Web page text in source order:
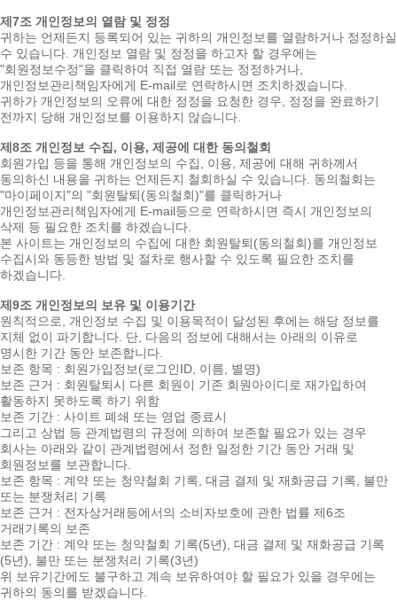
제7조 개인정보의 열람 및 정정
귀하는 언제든지 등록되어 있는 귀하의 개인정보를 열람하거나 정정하실
수 있습니다. 개인정보 열람 및 정정을 하고자 할 경우에는
"회원정보수정"을 클릭하여 직접 열람 또는 정정하거나,
개인정보관리책임자에게 E-mail로 연락하시면 조치하겠습니다.
귀하가 개인정보의 오류에 대한 정정을 요청한 경우, 정정을 완료하기
전까지 당해 개인정보를 이용하지 않습니다.
제8조 개인정보 수집, 이용, 제공에 대한 동의철회
회원가입 등을 통해 개인정보의 수집, 이용, 제공에 대해 귀하께서
동의하신 내용을 귀하는 언제든지 철회하실 수 있습니다. 동의철회는
"마이페이지"의 "회원탈퇴(동의철회)"를 클릭하거나
개인정보관리책임자에게 E-mail등으로 연락하시면 즉시 개인정보의
삭제 등 필요한 조치를 하겠습니다.
본 사이트는 개인정보의 수집에 대한 회원탈퇴(동의철회)를 개인정보
수집시와 동등한 방법 및 절차로 행사할 수 있도록 필요한 조치를
하겠습니다.
제9조 개인정보의 보유 및 이용기간
원칙적으로, 개인정보 수집 및 이용목적이 달성된 후에는 해당 정보를
지체 없이 파기합니다. 단, 다음의 정보에 대해서는 아래의 이유로
명시한 기간 동안 보존합니다.
보존 항목 : 회원가입정보(로그인ID, 이름, 별명)
보존 근거 : 회원탈퇴시 다른 회원이 기존 회원아이디로 재가입하여
활동하지 못하도록 하기 위함
보존 기간 : 사이트 폐쇄 또는 영업 종료시
그리고 상법 등 관계법령의 규정에 의하여 보존할 필요가 있는 경우
회사는 아래와 같이 관계법령에서 정한 일정한 기간 동안 거래 및
회원정보를 보관합니다.
보존 항목 : 계약 또는 청약철회 기록, 대금 결제 및 재화공급 기록, 불만
또는 분쟁처리 기록
보존 근거 : 전자상거래등에서의 소비자보호에 관한 법률 제6조
거래기록의 보존
보존 기간 : 계약 또는 청약철회 기록(5년), 대금 결제 및 재화공급 기록
(5년), 불만 또는 분쟁처리 기록(3년)
위 보유기간에도 불구하고 계속 보유하여야 할 필요가 있을 경우에는
귀하의 동의를 받겠습니다.